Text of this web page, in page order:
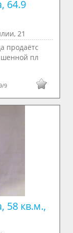
64.9
21
продаётс
пл
9
58 кв.м.,